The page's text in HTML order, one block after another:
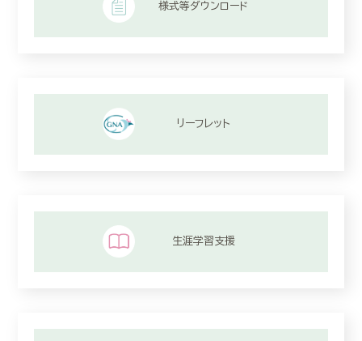
様式等ダウンロード
リーフレット
生涯学習支援